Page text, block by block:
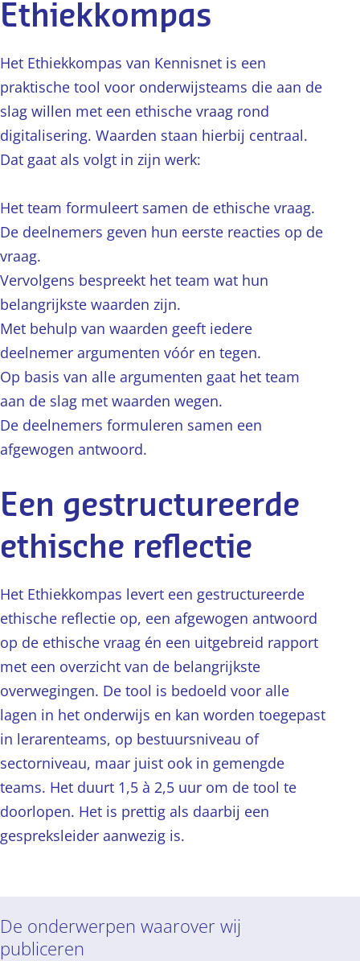
Ethiekkompas
Het Ethiekkompas van Kennisnet is een
praktische tool voor onderwijsteams die aan de
slag willen met een ethische vraag rond
digitalisering. Waarden staan hierbij centraal.
Dat gaat als volgt in zijn werk:
Het team formuleert samen de ethische vraag.
De deelnemers geven hun eerste reacties op de
vraag.
Vervolgens bespreekt het team wat hun
belangrijkste waarden zijn.
Met behulp van waarden geeft iedere
deelnemer argumenten vóór en tegen.
Op basis van alle argumenten gaat het team
aan de slag met waarden wegen.
De deelnemers formuleren samen een
afgewogen antwoord.
Een gestructureerde
ethische reflectie
Het Ethiekkompas levert een gestructureerde
ethische reflectie op, een afgewogen antwoord
op de ethische vraag én een uitgebreid rapport
met een overzicht van de belangrijkste
overwegingen. De tool is bedoeld voor alle
lagen in het onderwijs en kan worden toegepast
in lerarenteams, op bestuursniveau of
sectorniveau, maar juist ook in gemengde
teams. Het duurt 1,5 à 2,5 uur om de tool te
doorlopen. Het is prettig als daarbij een
gespreksleider aanwezig is.
De onderwerpen waarover wij
publiceren